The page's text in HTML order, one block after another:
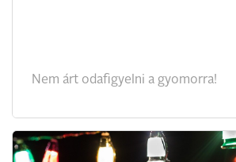
Nem árt odafigyelni a gyomorra!